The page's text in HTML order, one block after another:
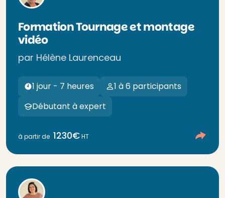
Formation Tournage et montage
vidéo
par Hélène Laurenceau
1 jour - 7 heures
1 à 6 participants
Débutant à expert
à partir de 1230€HT